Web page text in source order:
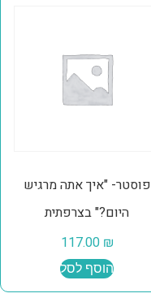
פוסטר- "איך אתה מרגיש
היום?" בצרפתית
117.00 ₪
הוסף לסל